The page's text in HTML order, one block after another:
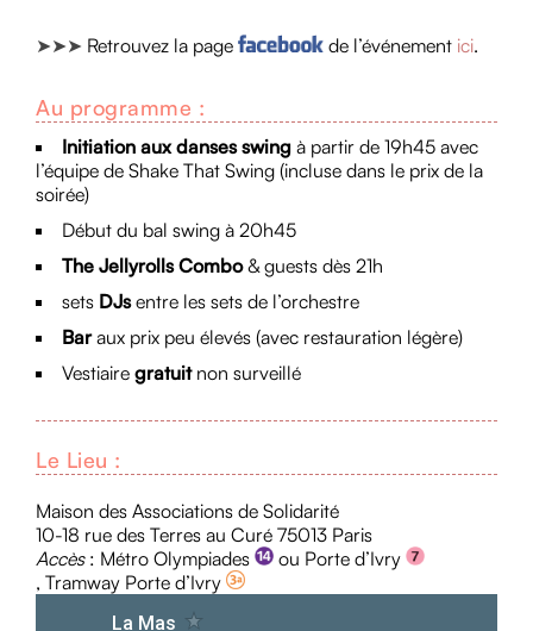
➤➤➤ Retrouvez la page de l’événement ici.
Au programme :
Initiation aux danses swing à partir de 19h45 avec
l’équipe de Shake That Swing (incluse dans le prix de la
soirée)
Début du bal swing à 20h45
The Jellyrolls Combo& guests dès 21h
sets DJsentre les sets de l’orchestre
Baraux prix peu élevés (avec restauration légère)
Vestiaire gratuit non surveillé
Le Lieu :
Maison des Associations de Solidarité
10-18 rue des Terres au Curé 75013 Paris
Accès: Métro Olympiades
ou Porte d’Ivry
, Tramway Porte d’Ivry